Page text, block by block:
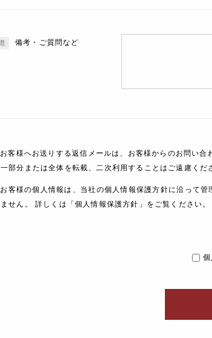
備考・ご質問など
お客様へお送りする返信メールは、お客様からのお問い
一部分または全体を転載、二次利用することはご遠慮くだ
お客様の個人情報は、当社の個人情報保護方針に沿って
ません。 詳しくは「個人情報保護方針」をご覧ください。